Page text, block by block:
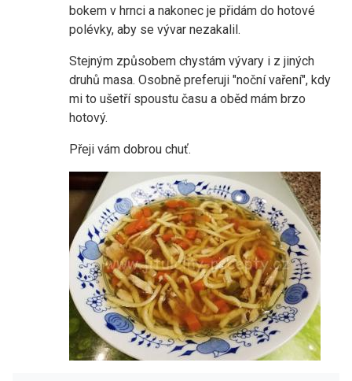
bokem v hrnci a nakonec je přidám do hotové
polévky, aby se vývar nezakalil.
Stejným způsobem chystám vývary i z jiných
druhů masa. Osobně preferuji "noční vaření", kdy
mi to ušetří spoustu času a oběd mám brzo
hotový.
Přeji vám dobrou chuť.